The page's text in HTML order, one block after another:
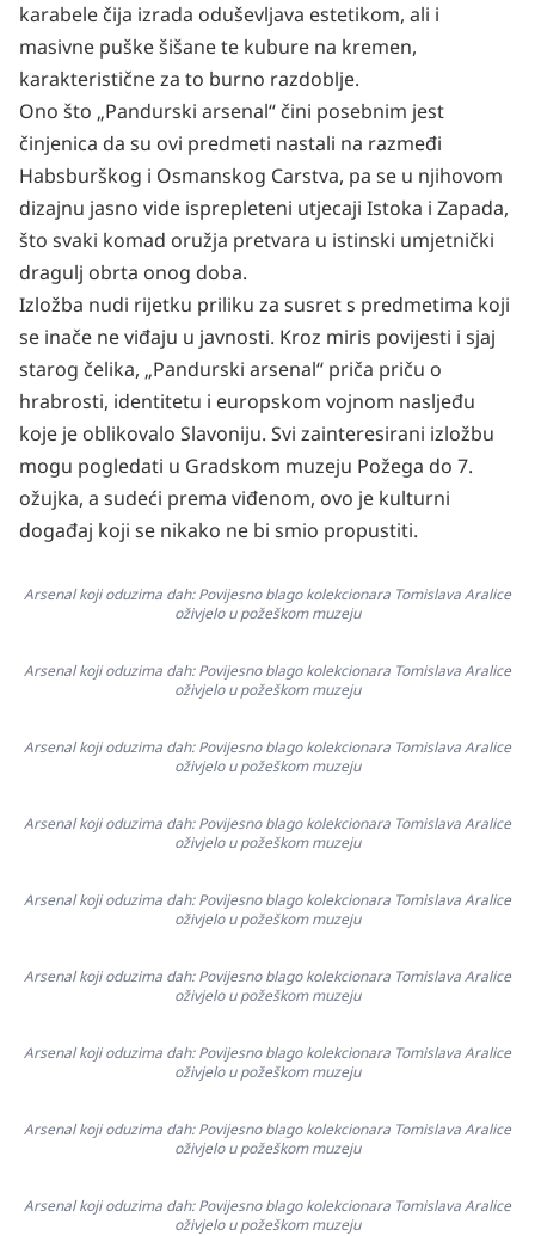
karabele čija izrada oduševljava estetikom, ali i
masivne puške šišane te kubure na kremen,
karakteristične za to burno razdoblje.
Ono što „Pandurski arsenal“ čini posebnim jest
činjenica da su ovi predmeti nastali na razmeđi
Habsburškog i Osmanskog Carstva, pa se u njihovom
dizajnu jasno vide isprepleteni utjecaji Istoka i Zapada,
što svaki komad oružja pretvara u istinski umjetnički
dragulj obrta onog doba.
Izložba nudi rijetku priliku za susret s predmetima koji
se inače ne viđaju u javnosti. Kroz miris povijesti i sjaj
starog čelika, „Pandurski arsenal“ priča priču o
hrabrosti, identitetu i europskom vojnom nasljeđu
koje je oblikovalo Slavoniju. Svi zainteresirani izložbu
mogu pogledati u Gradskom muzeju Požega do 7.
ožujka, a sudeći prema viđenom, ovo je kulturni
događaj koji se nikako ne bi smio propustiti.
Arsenal koji oduzima dah: Povijesno blago kolekcionara Tomislava Aralice
oživjelo u požeškom muzeju
Arsenal koji oduzima dah: Povijesno blago kolekcionara Tomislava Aralice
oživjelo u požeškom muzeju
Arsenal koji oduzima dah: Povijesno blago kolekcionara Tomislava Aralice
oživjelo u požeškom muzeju
Arsenal koji oduzima dah: Povijesno blago kolekcionara Tomislava Aralice
oživjelo u požeškom muzeju
Arsenal koji oduzima dah: Povijesno blago kolekcionara Tomislava Aralice
oživjelo u požeškom muzeju
Arsenal koji oduzima dah: Povijesno blago kolekcionara Tomislava Aralice
oživjelo u požeškom muzeju
Arsenal koji oduzima dah: Povijesno blago kolekcionara Tomislava Aralice
oživjelo u požeškom muzeju
Arsenal koji oduzima dah: Povijesno blago kolekcionara Tomislava Aralice
oživjelo u požeškom muzeju
Arsenal koji oduzima dah: Povijesno blago kolekcionara Tomislava Aralice
oživjelo u požeškom muzeju